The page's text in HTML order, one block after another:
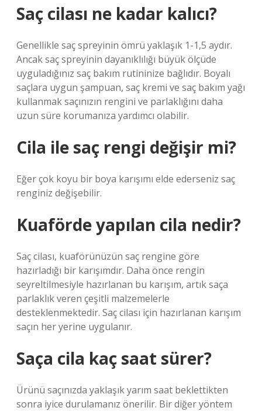
Saç cilası ne kadar kalıcı?
Genellikle saç spreyinin ömrü yaklaşık 1-1,5 aydır.
Ancak saç spreyinin dayanıklılığı büyük ölçüde
uyguladığınız saç bakım rutininize bağlıdır. Boyalı
saçlara uygun şampuan, saç kremi ve saç bakım yağı
kullanmak saçınızın rengini ve parlaklığını daha
uzun süre korumanıza yardımcı olabilir.
Cila ile saç rengi değişir mi?
Eğer çok koyu bir boya karışımı elde ederseniz saç
renginiz değişebilir.
Kuaförde yapılan cila nedir?
Saç cilası, kuaförünüzün saç rengine göre
hazırladığı bir karışımdır. Daha önce rengin
seyreltilmesiyle hazırlanan bu karışım, artık saça
parlaklık veren çeşitli malzemelerle
desteklenmektedir. Saç cilası için hazırlanan karışım
saçın her yerine uygulanır.
Saça cila kaç saat sürer?
Ürünü saçınızda yaklaşık yarım saat beklettikten
sonra iyice durulamanız önerilir. Bir diğer yöntem